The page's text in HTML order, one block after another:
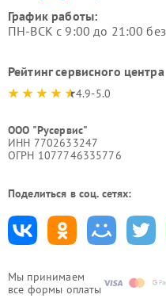
Мы принимаем
все формы оплаты
График работы:
ПН-ВСК с 9:00 до 21:00
Рейтинг сервисного центра
4.9-5.0
ООО "Русервис"
ИНН 7702633247
ОГРН 1077746335776
Поделиться в соц. сетях: